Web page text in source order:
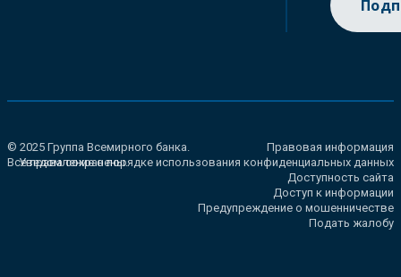
© 2025 Группа Всемирного банка.
Все права сохранены.
Правовая информация
Уведомление о порядке использования конфиденциальных данных
Доступность сайта
Доступ к информации
Предупреждение о мошенничестве
Подать жалобу